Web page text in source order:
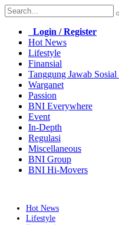
Login / Register
Hot News
Lifestyle
Finansial
Tanggung Jawab
Warganet
Passion
BNI Everywhere
Event
In-Depth
Regulasi
Miscellaneous
BNI Group
BNI Hi-Movers